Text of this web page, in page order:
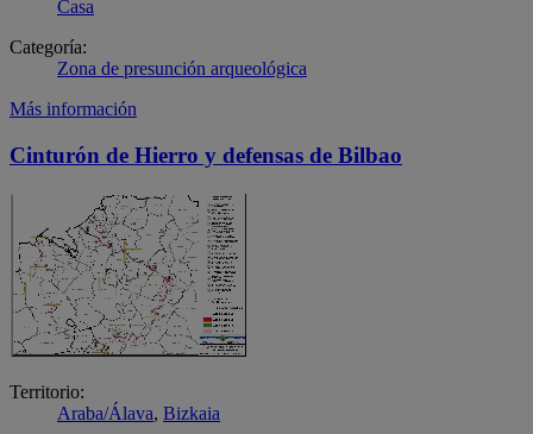
Casa
Categoría:
Zona de presunción arqueológica
Más información
Cinturón de Hierro y defensas de Bilbao
Territorio:
Araba/Álava, Bizkaia